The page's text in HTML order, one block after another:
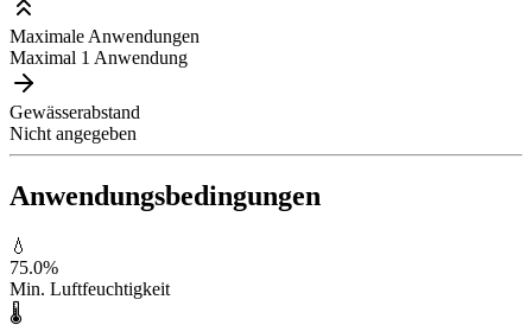
Maximale Anwendungen
Maximal 1 Anwendung
Gewässerabstand
Nicht angegeben
Anwendungsbedingungen
💧
75.0%
Min. Luftfeuchtigkeit
🌡️